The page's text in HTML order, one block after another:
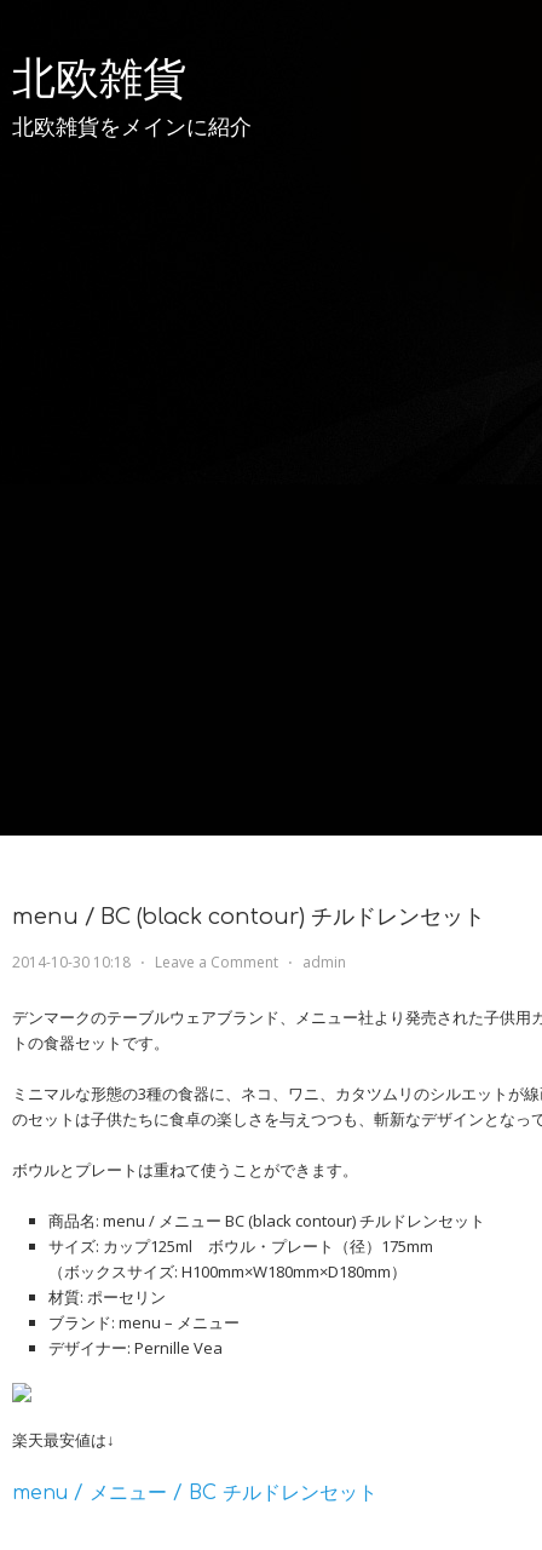
北欧雑貨
北欧雑貨をメインに紹介
menu / BC (black contour) チルドレンセット
2014-10-30 10:18 ⋅ Leave a Comment ⋅ admin
デンマークのテーブルウェアブランド、メニュー社より発売された子供用
トの食器セットです。
ミニマルな形態の3種の食器に、ネコ、ワニ、カタツムリのシルエットが
のセットは子供たちに食卓の楽しさを与えつつも、斬新なデザインとなっ
ボウルとプレートは重ねて使うことができます。
商品名: menu / メニュー BC (black contour) チルドレンセット
サイズ: カップ125ml ボウル・プレート（径）175mm
（ボックスサイズ: H100mm×W180mm×D180mm）
材質: ポーセリン
ブランド: menu – メニュー
デザイナー: Pernille Vea
楽天最安値は↓
menu / メニュー / BC チルドレンセット